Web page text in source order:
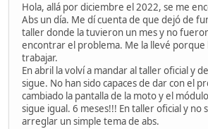
Hola, allá por diciembre el 2022, se me
Abs un día. Me dí cuenta de que dejó de
taller donde la tuvieron un mes y no
encontrar el problema. Me la llevé porque
trabajar.
En abril la volví a mandar al taller oficial y
sigue. No han sido capaces de dar con el
cambiado la pantalla de la moto y el
sigue igual. 6 meses!!! En taller oficial y no
arreglar un simple tema de abs.